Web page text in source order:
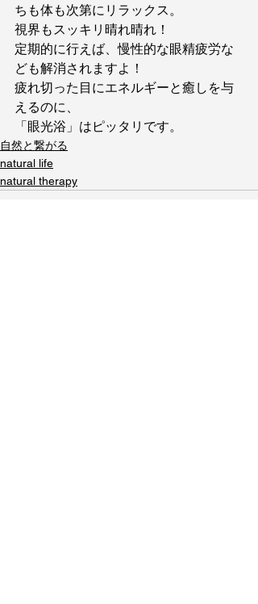
ちも体も次第にリラックス。
視界もスッキリ晴れ晴れ！
定期的に行えば、慢性的な眼精疲労な
ども解消されますよ！
疲れ切った目にエネルギーと癒しを与
えるのに、
「眼光浴」はピッタリです。
自然と繋がる
natural life
natural therapy